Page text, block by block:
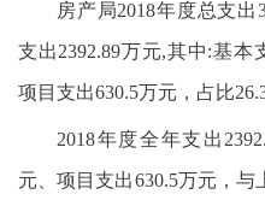
房产局2018年度总支出
支出2392.89万元,其中:基本
项目支出630.5万元，占比
2018年度全年支出
元、项目支出630.5万元，与